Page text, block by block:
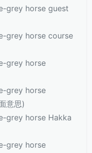
grey horse guest
grey horse course
grey horse
grey horse
意思)
grey horse Hakka
grey horse